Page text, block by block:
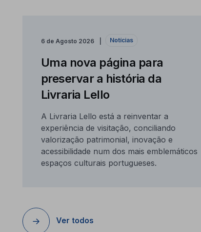
6 de Agosto 2026 Notícias
Uma nova página para
preservar a história da
Livraria Lello
A Livraria Lello está a reinventar a
experiência de visitação, conciliando
valorização patrimonial, inovação e
acessibilidade num dos mais emblemáticos
espaços culturais portugueses.
Ver todos